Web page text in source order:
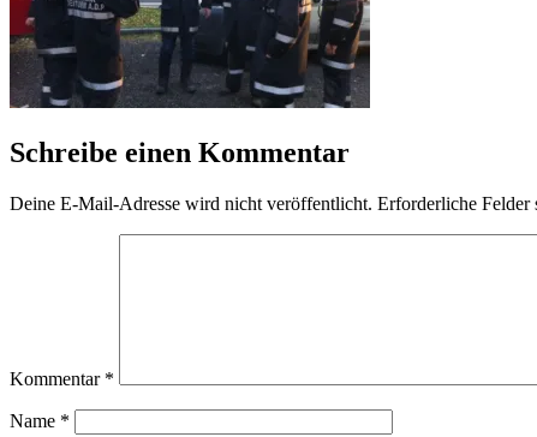
Schreibe einen Kommentar
Deine E-Mail-Adresse wird nicht veröffentlicht. Erforderliche Felder
Kommentar *
Name *